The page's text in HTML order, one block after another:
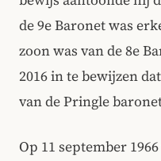
de 9e Baronet was
zoon was van de 8e
2016 in te bewijzen
van de Pringle
Op 11 september